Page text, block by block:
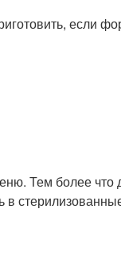
если
Тем более что